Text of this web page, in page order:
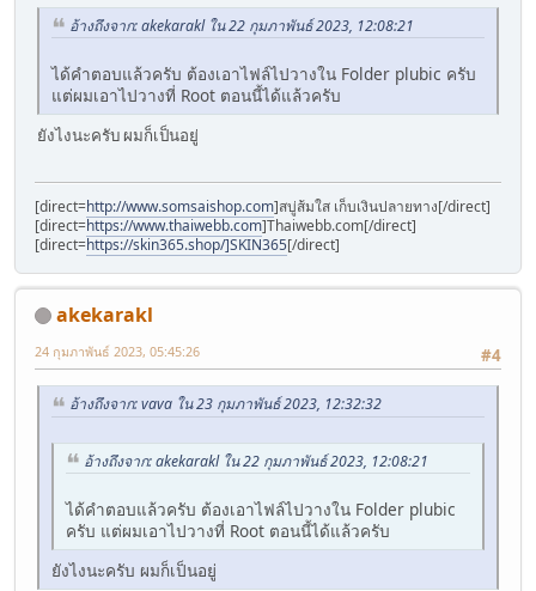
อ้างถึงจาก: akekarakl ใน 22 กุมภาพันธ์ 2023, 12:08:21
ได้คำตอบแล้วครับ ต้องเอาไฟล์ไปวางใน Folder plubic ครับ
แต่ผมเอาไปวางที่ Root ตอนนี้ได้แล้วครับ
ยังไงนะครับ ผมก็เป็นอยู่
[direct=http://www.somsaishop.com]สบู่ส้มใส เก็บเงินปลายทาง[/direct]
[direct=https://www.thaiwebb.com]Thaiwebb.com[/direct]
[direct=https://skin365.shop/]SKIN365[/direct]
akekarakl
#4
24 กุมภาพันธ์ 2023, 05:45:26
อ้างถึงจาก: vava ใน 23 กุมภาพันธ์ 2023, 12:32:32
อ้างถึงจาก: akekarakl ใน 22 กุมภาพันธ์ 2023, 12:08:21
ได้คำตอบแล้วครับ ต้องเอาไฟล์ไปวางใน Folder plubic
ครับ แต่ผมเอาไปวางที่ Root ตอนนี้ได้แล้วครับ
ยังไงนะครับ ผมก็เป็นอยู่